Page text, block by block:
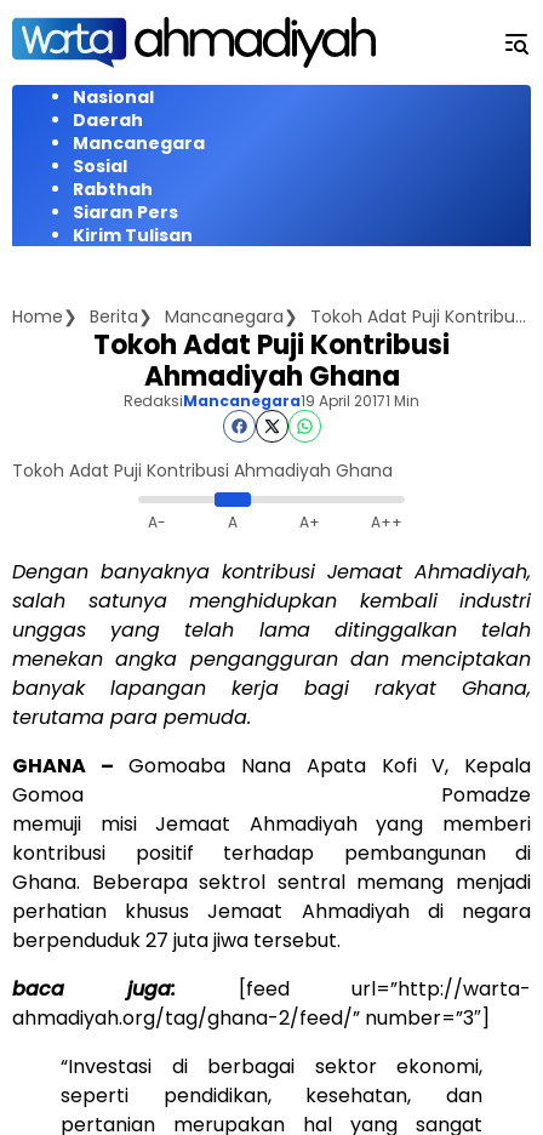
Langsung
konten
Nasional
Daerah
Mancanegara
Sosial
Rabthah
Siaran Pers
Kirim Tulisan
Home Berita Mancanegara Tokoh Adat Puji Kontribusi Ahmadiyah Ghana
Tokoh Adat Puji Kontribusi
Ahmadiyah Ghana
RedaksiMancanegara19 April 20171 Min
Tokoh Adat Puji Kontribusi Ahmadiyah Ghana
A- A A+ A++
Dengan banyaknya kontribusi Jemaat Ahmadiyah,
salah satunya menghidupkan kembali industri
unggas yang telah lama ditinggalkan telah
menekan angka pengangguran dan menciptakan
banyak lapangan kerja bagi rakyat Ghana,
terutama para pemuda.
GHANA – Gomoaba Nana Apata Kofi V, Kepala
Gomoa Pomadze
memuji misi Jemaat Ahmadiyah yang memberi
kontribusi positif terhadap pembangunan di
Ghana. Beberapa sektrol sentral memang menjadi
perhatian khusus Jemaat Ahmadiyah di negara
berpenduduk 27 juta jiwa tersebut.
baca juga:
[feed url=”http://warta-
ahmadiyah.org/tag/ghana-2/feed/” number=”3″]
“Investasi di berbagai sektor ekonomi,
seperti pendidikan, kesehatan, dan
pertanian merupakan hal yang sangat